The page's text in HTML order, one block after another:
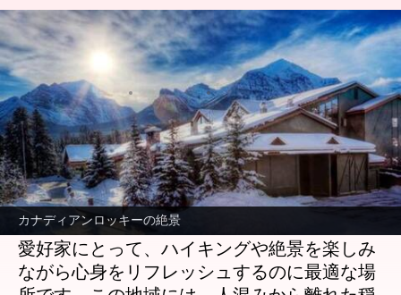
カナディアンロッキーの絶景
カナディアンロッキーの静かな
山の隠れ家
著者 Keito Komeda Jul 02, 2026 04:21 am
どんな話なの
カナダのアルバータ州に位置するカナディア
ンロッキーは、壮大な山々、透き通った湖、
美しい谷間が広がる静かな避難所です。自然
愛好家にとって、ハイキングや絶景を楽しみ
ながら心身をリフレッシュするのに最適な場